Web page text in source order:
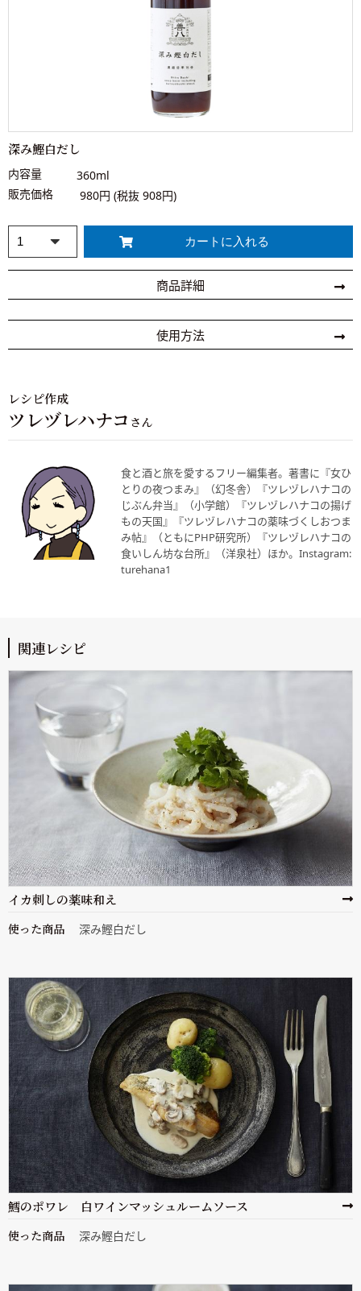
深み鰹白だし
内容量
360ml
販売価格
980円 (税抜 908円)
商品詳細
使用方法
レシピ作成
ツレヅレハナコ さん
食と酒と旅を愛するフリー編集者。著書に『女ひ
とりの夜つまみ』（幻冬舎）『ツレヅレハナコの
じぶん弁当』（小学館）『ツレヅレハナコの揚げ
もの天国』『ツレヅレハナコの薬味づくしおつま
み帖』（ともにPHP研究所）『ツレヅレハナコの
食いしん坊な台所』（洋泉社）ほか。Instagram:
turehana1
関連レシピ
イカ刺しの薬味和え
使った商品 深み鰹白だし
鱈のポワレ 白ワインマッシュルームソース
使った商品 深み鰹白だし